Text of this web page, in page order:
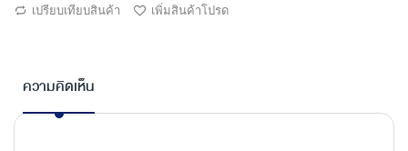
เปรียบเทียบสินค้า เพิ่มสินค้าโปรด
ความคิดเห็น